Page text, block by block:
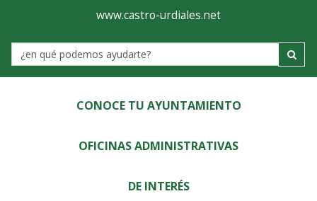
Ayuntamiento
de
Castro-
Urdiales
www.castro-urdiales.net
Label
CONOCE TU AYUNTAMIENTO
OFICINAS ADMINISTRATIVAS
DE INTERÉS